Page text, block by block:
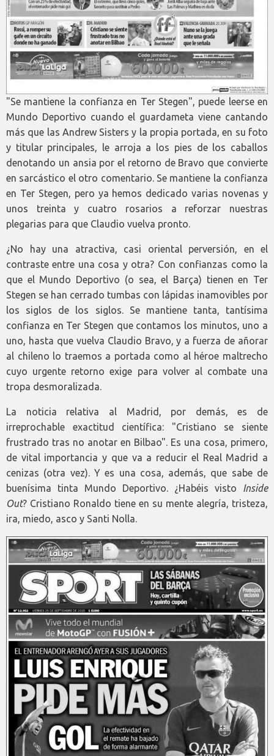
"Se mantiene la confianza en Ter Stegen", puede leerse en
Mundo Deportivo cuando el guardameta viene cantando
más que las Andrew Sisters y la propia portada, en su foto
y titular principales, le arroja a los pies de los caballos
denotando un ansia por el retorno de Bravo que convierte
en sarcástico el otro comentario. Se mantiene la confianza
en Ter Stegen, pero ya hemos dedicado varias novenas y
unos treinta y cuatro rosarios a reforzar nuestras
plegarias para que Claudio vuelva pronto.
¿No hay una atractiva, casi oriental perversión, en el
contraste entre una cosa y otra? Con confianzas como la
que el Mundo Deportivo (o sea, el Barça) tienen en Ter
Stegen se han cerrado tumbas con lápidas inamovibles por
los siglos de los siglos. Se mantiene tanta, tantísima
confianza en Ter Stegen que contamos los minutos, uno a
uno, hasta que vuelva Claudio Bravo, y a fuerza de añorar
al chileno lo traemos a portada como al héroe maltrecho
cuyo urgente retorno exige para volver al combate una
tropa desmoralizada.
La noticia relativa al Madrid, por demás, es de
irreprochable exactitud científica: "Cristiano se siente
frustrado tras no anotar en Bilbao". Es una cosa, primero,
de vital importancia y que va a reducir el Real Madrid a
cenizas (otra vez). Y es una cosa, además, que sabe de
buenísima tinta Mundo Deportivo. ¿Habéis visto Inside
Out? Cristiano Ronaldo tiene en su mente alegría, tristeza,
ira, miedo, asco y Santi Nolla.